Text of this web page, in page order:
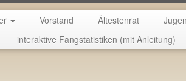
Vorstand Ältestenrat
interaktive Fangstatistiken (mit Anleitung)